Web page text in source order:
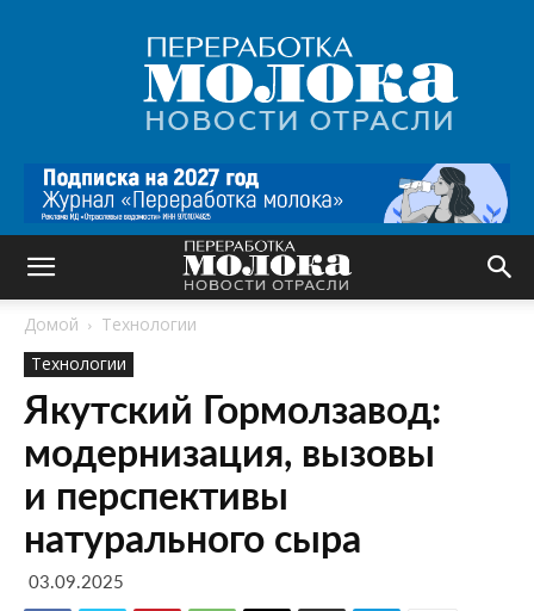
Переработка
молока
|
Новости
Домой
Технологии
Технологии
Якутский Гормолзавод:
модернизация, вызовы
и перспективы
натурального сыра
03.09.2025